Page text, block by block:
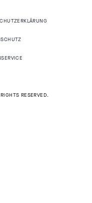
RESERVED.